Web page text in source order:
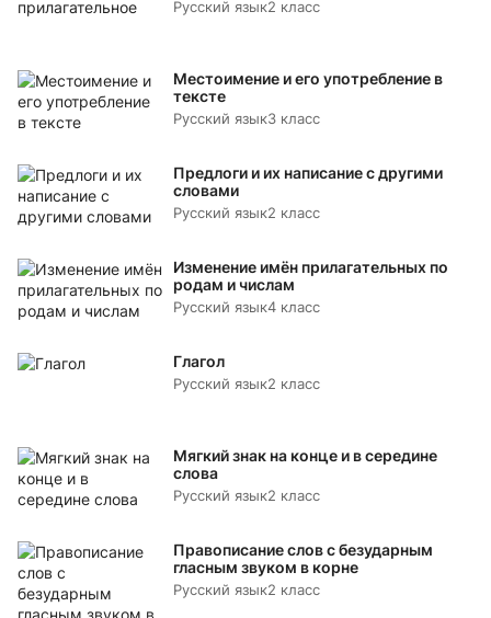
Русский язык2 класс
Местоимение и его употребление в
тексте
Русский язык3 класс
Предлоги и их написание с другими
словами
Русский язык2 класс
Изменение имён прилагательных по
родам и числам
Русский язык4 класс
Глагол
Русский язык2 класс
Мягкий знак на конце и в середине
слова
Русский язык2 класс
Правописание слов с безударным
гласным звуком в корне
Русский язык2 класс